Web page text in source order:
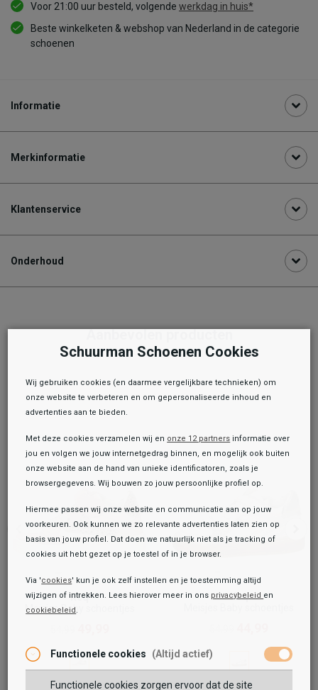
Meisjes Baby schoentjes
59,99
54,99
Voor 21:00 uur besteld, volgende werkdag in huis*
Beste winkelketen & webshop van Nederland in de categorie
schoenen
Informatie
Merkinformatie
Klantenservice
Onderhoud
Aanbevolen producten
Keq
Meisjes Baby schoentjes
Keq
Toegevoegd aan je winkeltas!
Schuurman Schoenen Cookies
Wij gebruiken cookies (en daarmee vergelijkbare technieken) om
onze website te verbeteren en om gepersonaliseerde inhoud en
advertenties aan te bieden.
Met deze cookies verzamelen wij en onze 12 partners informatie over
jou en volgen we jouw internetgedrag binnen, en mogelijk ook buiten
onze website aan de hand van unieke identificatoren, zoals je
browsergegevens. Wij bouwen zo jouw persoonlijke profiel op.
Hiermee passen wij onze website en communicatie aan op jouw
voorkeuren. Ook kunnen we zo relevante advertenties laten zien op
basis van jouw profiel. Dat doen we natuurlijk niet als je tracking of
cookies uit hebt gezet op je toestel of in je browser.
Via 'cookies' kun je ook zelf instellen en je toestemming altijd
wijzigen of intrekken. Lees hierover meer in ons privacybeleid en
cookiebeleid.
Functionele cookies (Altijd actief)
Functionele cookies zorgen ervoor dat de site